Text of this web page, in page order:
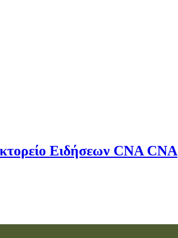
Ειδήσεων CNA CNA